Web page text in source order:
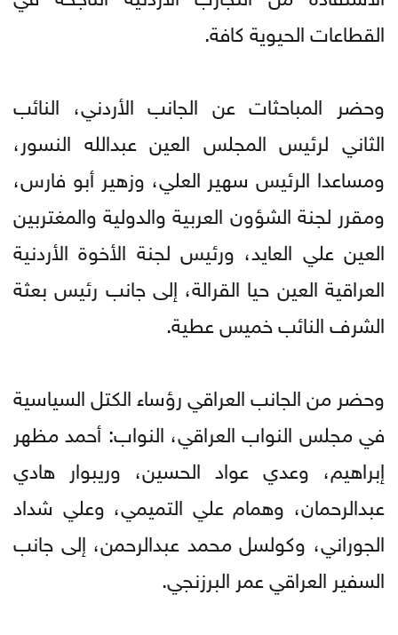
القطاعات الحيوية كافة.
وحضر المباحثات عن الجانب الأردني، النائب
الثاني لرئيس المجلس العين عبدالله النسور،
ومساعدا الرئيس سهير العلي، وزهير أبو فارس،
ومقرر لجنة الشؤون العربية والدولية والمغتربين
العين علي العايد، ورئيس لجنة الأخوة الأردنية
العراقية العين حيا القرالة، إلى جانب رئيس بعثة
الشرف النائب خميس عطية.
وحضر من الجانب العراقي رؤساء الكتل السياسية
في مجلس النواب العراقي، النواب: أحمد مظهر
إبراهيم، وعدي عواد الحسين، وريبوار هادي
عبدالرحمان، وهمام علي التميمي، وعلي شداد
الجوراني، وكولسل محمد عبدالرحمن، إلى جانب
السفير العراقي عمر البرزنجي.